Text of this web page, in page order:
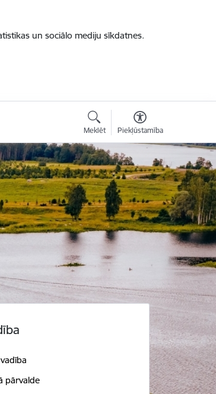
un sociālo mediju sīkdatnes.
Meklēt Piekļūstamība
pārvalde